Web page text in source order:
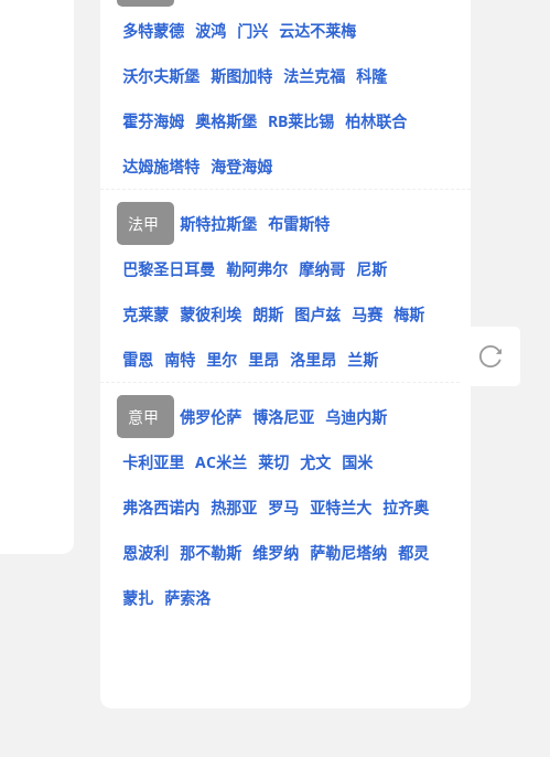
多特蒙德 波鸿 门兴 云达不莱梅
沃尔夫斯堡 斯图加特 法兰克福 科隆
霍芬海姆 奥格斯堡 RB莱比锡 柏林联合
达姆施塔特 海登海姆
法甲 斯特拉斯堡 布雷斯特
巴黎圣日耳曼 勒阿弗尔 摩纳哥 尼斯
克莱蒙 蒙彼利埃 朗斯 图卢兹 马赛 梅斯
雷恩 南特 里尔 里昂 洛里昂 兰斯
意甲 佛罗伦萨 博洛尼亚 乌迪内斯
卡利亚里 AC米兰 莱切 尤文 国米
弗洛西诺内 热那亚 罗马 亚特兰大 拉齐奥
恩波利 那不勒斯 维罗纳 萨勒尼塔纳 都灵
蒙扎 萨索洛